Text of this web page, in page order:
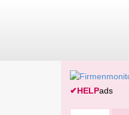
✔HELPads